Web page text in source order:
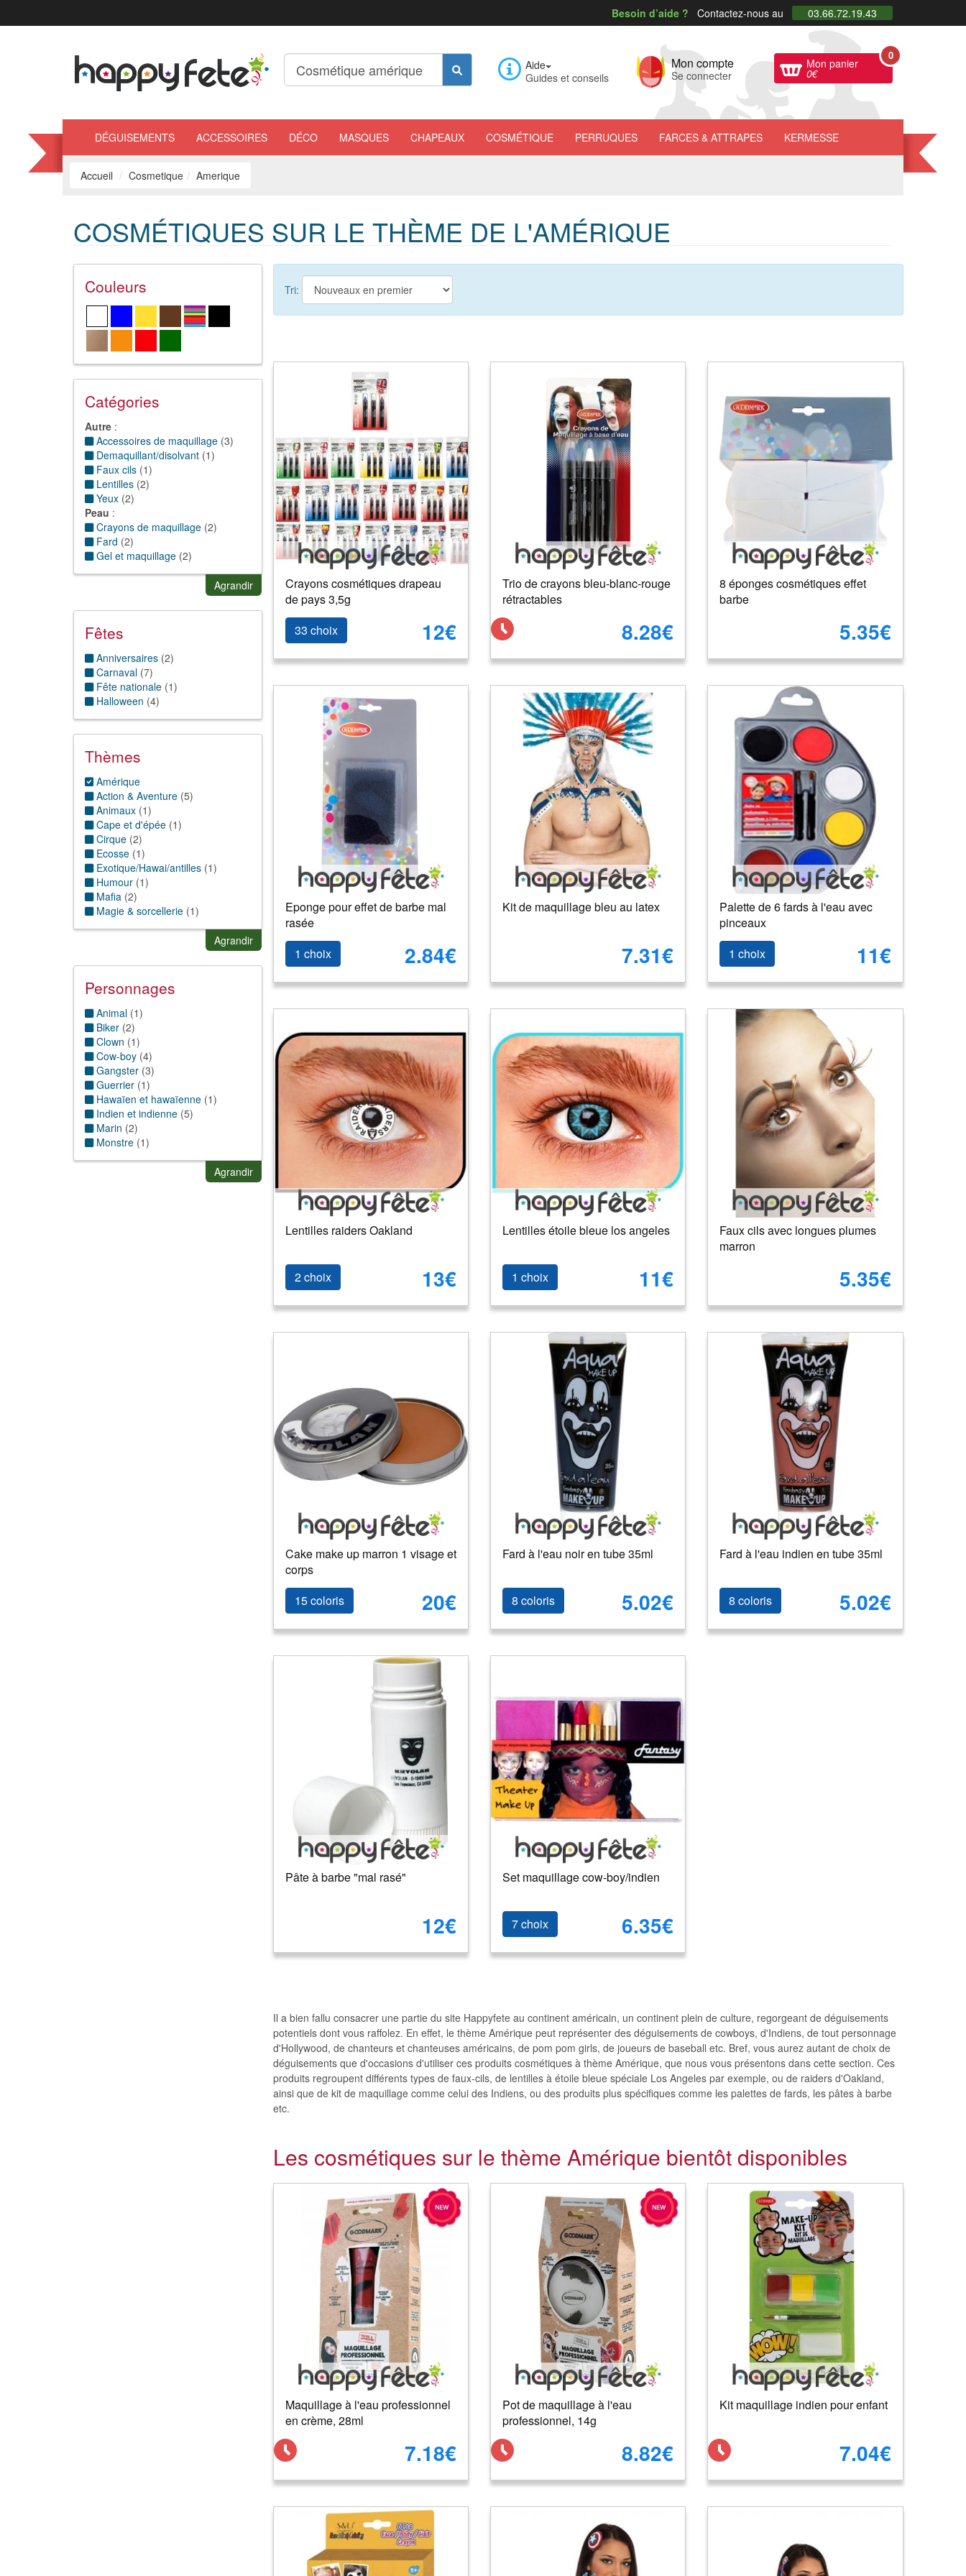
Besoin d’aide ? Contactez-nous au 03.66.72.19.43
Aide
Guides et conseils
Mon compte
Se connecter
Mon panier
0€
0
DÉGUISEMENTS ACCESSOIRES DÉCO MASQUES CHAPEAUX COSMÉTIQUE PERRUQUES FARCES & ATTRAPES KERMESSE
Accueil Cosmetique Amerique
COSMÉTIQUES SUR LE THÈME DE L'AMÉRIQUE
Couleurs
Catégories
Autre :
Accessoires de maquillage (3)
Demaquillant/disolvant (1)
Faux cils (1)
Lentilles (2)
Yeux (2)
Peau :
Crayons de maquillage (2)
Fard (2)
Gel et maquillage (2)
Pate de modelage(1)
Agrandir
Fêtes
Anniversaires (2)
Carnaval (7)
Fête nationale (1)
Halloween (4)
Thèmes
Amérique
Action & Aventure (5)
Animaux (1)
Cape et d'épée (1)
Cirque (2)
Ecosse (1)
Exotique/Hawai/antilles (1)
Humour (1)
Mafia (2)
Magie & sorcellerie (1)
Mexique(1)
Rock'n roll(2)
Sport(1 )
Western(8)
Agrandir
Personnages
Animal (1)
Biker (2)
Clown (1)
Cow-boy (4)
Gangster (3)
Guerrier (1)
Hawaïen et hawaïenne (1)
Indien et indienne (5)
Marin (2)
Monstre (1)
Motard(2)
Agrandir
Tri:
Crayons cosmétiques drapeau
de pays 3,5g
33 choix
12€
Trio de crayons bleu-blanc-rouge
rétractables
8.28€
8 éponges cosmétiques effet
barbe
5.35€
Eponge pour effet de barbe mal
rasée
1 choix
2.84€
Kit de maquillage bleu au latex
7.31€
Palette de 6 fards à l'eau avec
pinceaux
1 choix
11€
Lentilles raiders Oakland
2 choix 13€
Lentilles étoile bleue los angeles
1 choix 11€
Faux cils avec longues plumes
marron
5.35€
Cake make up marron 1 visage et
corps
15 coloris
20€
Fard à l'eau noir en tube 35ml
8 coloris 5.02€
Fard à l'eau indien en tube 35ml
8 coloris 5.02€
Pâte à barbe "mal rasé"
12€
Set maquillage cow-boy/indien
7 choix 6.35€
Il a bien fallu consacrer une partie du site Happyfete au continent américain, un continent plein de culture, regorgeant de déguisements
potentiels dont vous raffolez. En effet, le thème Amérique peut représenter des déguisements de cowboys, d'Indiens, de tout personnage
d'Hollywood, de chanteurs et chanteuses américains, de pom pom girls, de joueurs de baseball etc. Bref, vous aurez autant de choix de
déguisements que d'occasions d'utiliser ces produits cosmétiques à thème Amérique, que nous vous présentons dans cette section. Ces
produits regroupent différents types de faux-cils, de lentilles à étoile bleue spéciale Los Angeles par exemple, ou de raiders d'Oakland,
ainsi que de kit de maquillage comme celui des Indiens, ou des produits plus spécifiques comme les palettes de fards, les pâtes à barbe
etc.
Les cosmétiques sur le thème Amérique bientôt disponibles
Maquillage à l'eau professionnel
en crème, 28ml
7.18€
Pot de maquillage à l'eau
professionnel, 14g
8.82€
Kit maquillage indien pour enfant
7.04€